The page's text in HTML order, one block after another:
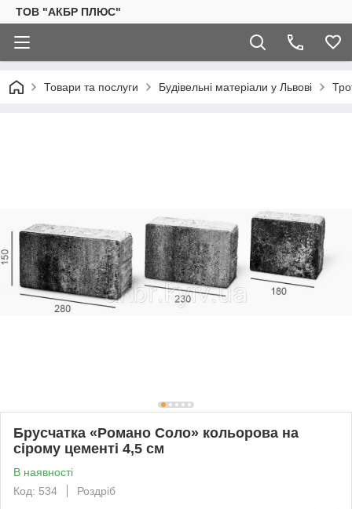
ТОВ "АКБР ПЛЮС"
Товари та послуги Будівельні матеріали у Львові
Брусчатка «Романо Соло» кольорова на
сірому цементі 4,5 см
В наявності
Код: 534
Роздріб